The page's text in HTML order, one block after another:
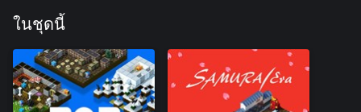
ในชุดนี้